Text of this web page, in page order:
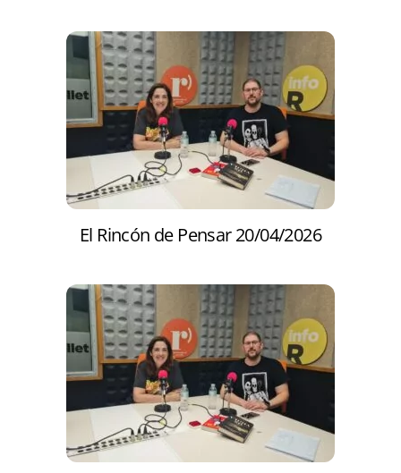
El Rincón de Pensar 20/04/2026